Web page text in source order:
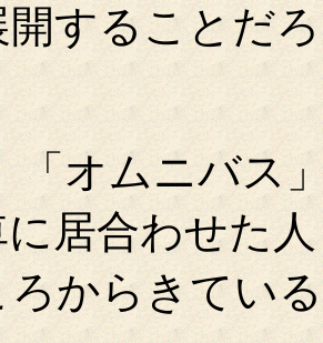
開することだ
オムニバス
居合わせた
ろからきてい